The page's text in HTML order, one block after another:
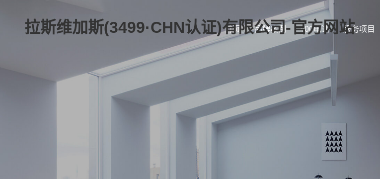
拉斯维加斯(3499·CHN认证)有限公司-官方网站
首页 品牌案例 400电话 服务项目